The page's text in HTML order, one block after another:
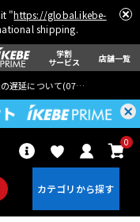
"https://global.ikebe-
shipping.
学割
サービス 店舗一覧
遅延について(07月29日
0